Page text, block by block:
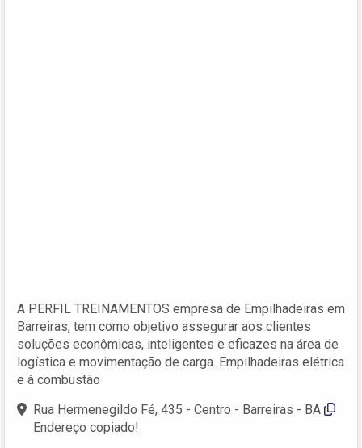
A PERFIL TREINAMENTOS empresa de Empilhadeiras em
Barreiras, tem como objetivo assegurar aos clientes
soluções econômicas, inteligentes e eficazes na área de
logística e movimentação de carga. Empilhadeiras elétrica
e à combustão
Rua Hermenegildo Fé, 435 - Centro - Barreiras - BA
Endereço copiado!